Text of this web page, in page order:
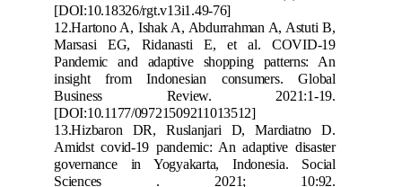
[DOI:10.18326/rgt.v13i1.49-76]
12.Hartono A, Ishak A, Abdurrahman A, Astuti B,
Marsasi EG, Ridanasti E, et al. COVID-19
Pandemic and adaptive shopping patterns: An
insight from Indonesian consumers. Global
Business Review. 2021:1-19.
[DOI:10.1177/09721509211013512]
13.Hizbaron DR,Ruslanjari D, Mardiatno D.
Amidst covid-19 pandemic: An adaptive disaster
governance in Yogyakarta, Indonesia. Social
Sciences . 2021; 10:92.